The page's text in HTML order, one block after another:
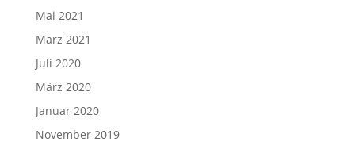
Mai 2021
März 2021
Juli 2020
März 2020
Januar 2020
November 2019